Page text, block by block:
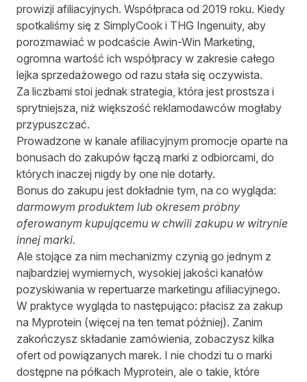
prowizji afiliacyjnych. Współpraca od 2019 roku. Kiedy
spotkaliśmy się z SimplyCook i THG Ingenuity, aby
porozmawiać w podcaście Awin-Win Marketing,
ogromna wartość ich współpracy w zakresie całego
lejka sprzedażowego od razu stała się oczywista.
Za liczbami stoi jednak strategia, która jest prostsza i
sprytniejsza, niż większość reklamodawców mogłaby
przypuszczać.
Prowadzone w kanale afiliacyjnym promocje oparte na
bonusach do zakupów łączą marki z odbiorcami, do
których inaczej nigdy by one nie dotarły.
Bonus do zakupu jest dokładnie tym, na co wygląda:
darmowym produktem lub okresem próbny
oferowanym kupującemu w chwili zakupu w witrynie
innej marki.
Ale stojące za nim mechanizmy czynią go jednym z
najbardziej wymiernych, wysokiej jakości kanałów
pozyskiwania w repertuarze marketingu afiliacyjnego.
W praktyce wygląda to następująco: płacisz za zakup
na Myprotein (więcej na ten temat później). Zanim
zakończysz składanie zamówienia, zobaczysz kilka
ofert od powiązanych marek. I nie chodzi tu o marki
dostępne na półkach Myprotein, ale o takie, które